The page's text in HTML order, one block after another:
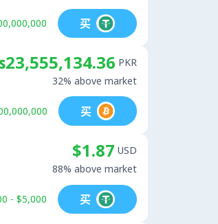
买
PKR
32% above market
买
$1.87 USD
88% above market
- $5,000 买